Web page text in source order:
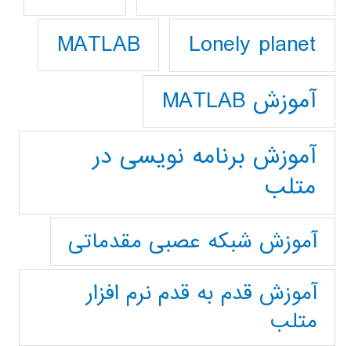
Lonely planet
MATLAB
آموزش MATLAB
آموزش برنامه نویسی در
متلب
آموزش شبکه عصبی مقدماتی
آموزش قدم به قدم نرم افزار
متلب